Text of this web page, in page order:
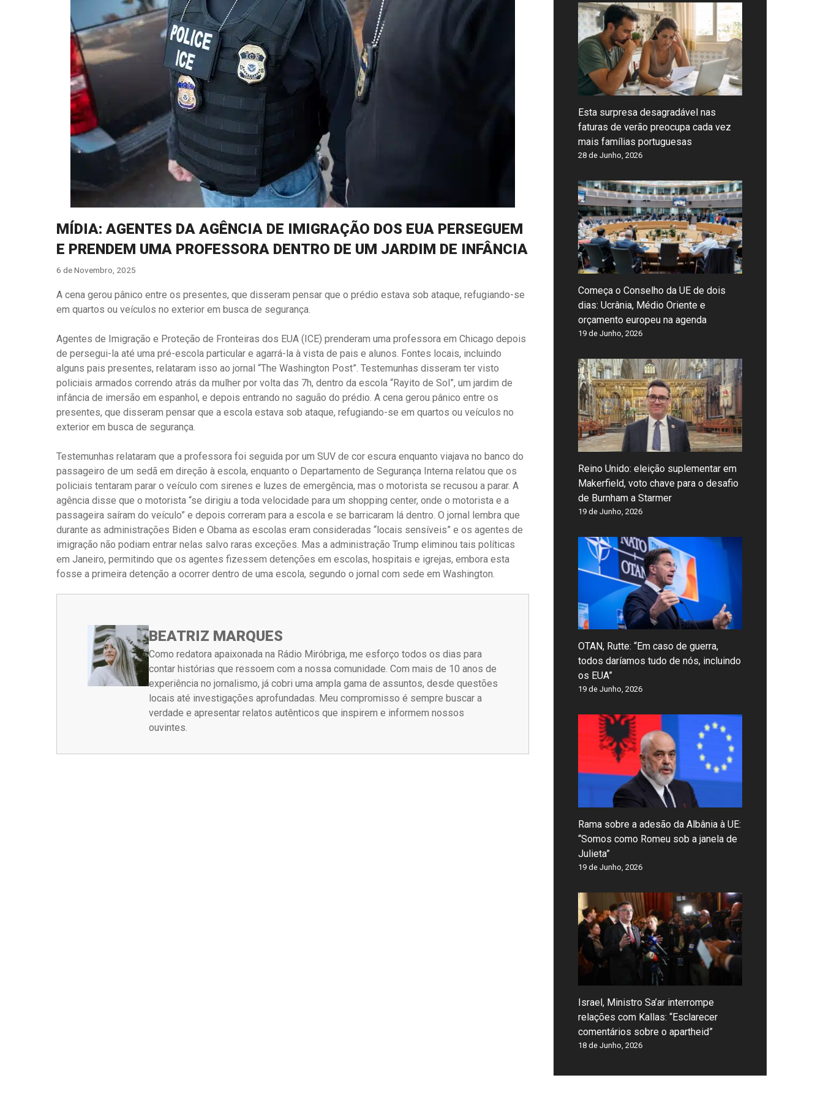
MÍDIA: AGENTES DA AGÊNCIA DE IMIGRAÇÃO DOS EUA PERSEGUEM
E PRENDEM UMA PROFESSORA DENTRO DE UM JARDIM DE INFÂNCIA
6 de Novembro, 2025
A cena gerou pânico entre os presentes, que disseram pensar que o prédio estava sob ataque, refugiando-se
em quartos ou veículos no exterior em busca de segurança.
Agentes de Imigração e Proteção de Fronteiras dos EUA (ICE) prenderam uma professora em Chicago depois
de persegui-la até uma pré-escola particular e agarrá-la à vista de pais e alunos. Fontes locais, incluindo
alguns pais presentes, relataram isso ao jornal “The Washington Post”. Testemunhas disseram ter visto
policiais armados correndo atrás da mulher por volta das 7h, dentro da escola “Rayito de Sol”, um jardim de
infância de imersão em espanhol, e depois entrando no saguão do prédio. A cena gerou pânico entre os
presentes, que disseram pensar que a escola estava sob ataque, refugiando-se em quartos ou veículos no
exterior em busca de segurança.
Testemunhas relataram que a professora foi seguida por um SUV de cor escura enquanto viajava no banco do
passageiro de um sedã em direção à escola, enquanto o Departamento de Segurança Interna relatou que os
policiais tentaram parar o veículo com sirenes e luzes de emergência, mas o motorista se recusou a parar. A
agência disse que o motorista “se dirigiu a toda velocidade para um shopping center, onde o motorista e a
passageira saíram do veículo” e depois correram para a escola e se barricaram lá dentro. O jornal lembra que
durante as administrações Biden e Obama as escolas eram consideradas “locais sensíveis” e os agentes de
imigração não podiam entrar nelas salvo raras exceções. Mas a administração Trump eliminou tais políticas
em Janeiro, permitindo que os agentes fizessem detenções em escolas, hospitais e igrejas, embora esta
fosse a primeira detenção a ocorrer dentro de uma escola, segundo o jornal com sede em Washington.
BEATRIZ MARQUES
Como redatora apaixonada na Rádio Miróbriga, me esforço todos os dias para
contar histórias que ressoem com a nossa comunidade. Com mais de 10 anos de
experiência no jornalismo, já cobri uma ampla gama de assuntos, desde questões
locais até investigações aprofundadas. Meu compromisso é sempre buscar a
verdade e apresentar relatos autênticos que inspirem e informem nossos
ouvintes.
Esta surpresa desagradável nas
faturas de verão preocupa cada vez
mais famílias portuguesas
28 de Junho, 2026
Começa o Conselho da UE de dois
dias: Ucrânia, Médio Oriente e
orçamento europeu na agenda
19 de Junho, 2026
Reino Unido: eleição suplementar em
Makerfield, voto chave para o desafio
de Burnham a Starmer
19 de Junho, 2026
OTAN, Rutte: “Em caso de guerra,
todos daríamos tudo de nós, incluindo
os EUA”
19 de Junho, 2026
Rama sobre a adesão da Albânia à UE:
“Somos como Romeu sob a janela de
Julieta”
19 de Junho, 2026
Israel, Ministro Sa’ar interrompe
relações com Kallas: “Esclarecer
comentários sobre o apartheid”
18 de Junho, 2026